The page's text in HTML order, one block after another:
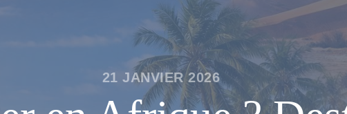
21 JANVIER 2026